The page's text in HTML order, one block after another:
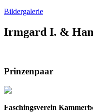
Bildergalerie
Irmgard I. &
Prinzenpaar
Faschingsverein